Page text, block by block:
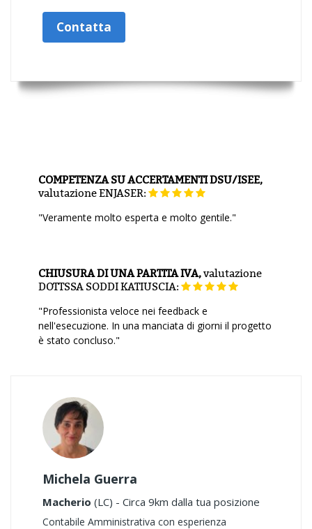
Contatta
COMPETENZA SU ACCERTAMENTI DSU/ISEE,
valutazioneENJASER:
"Veramente molto esperta e molto gentile."
CHIUSURA DI UNA PARTITA IVA,valutazione
DOTTSSA SODDI KATIUSCIA:
"Professionista veloce nei feedback e
nell'esecuzione. In una manciata di giorni il progetto
è stato concluso."
Michela Guerra
Macherio (LC) - Circa 9km dalla tua posizione
Contabile Amministrativa con esperienza